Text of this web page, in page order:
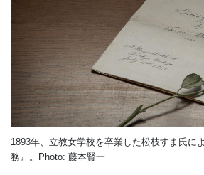
1893年、立教女学校を卒業した松枝すま氏に
務』。Photo: 藤本賢一